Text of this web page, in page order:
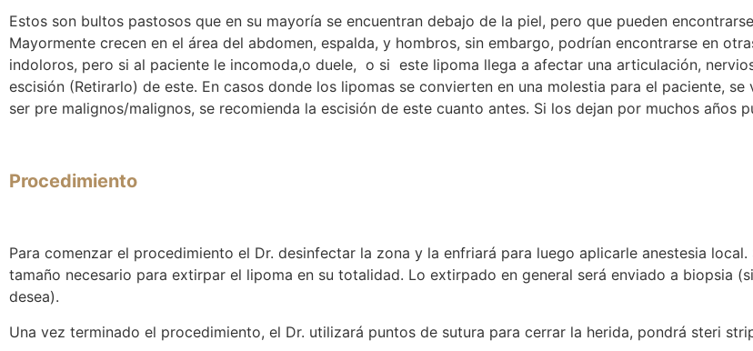
Estos son bultos pastosos que en su mayoría se encuentran debajo de la piel, pero que pueden
Mayormente crecen en el área del abdomen, espalda, y hombros, sin embargo, podrían encontrarse en
indoloros, pero si al paciente le incomoda,o duele, o si este lipoma llega a afectar una articulación,
escisión (Retirarlo) de este. En casos donde los lipomas se convierten en una molestia para el paciente,
ser pre malignos/malignos, se recomienda la escisión de este cuanto antes. Si los dejan por muchos años
Procedimiento
Para comenzar el procedimiento el Dr. desinfectar la zona y la enfriará para luego aplicarle anestesia
tamaño necesario para extirpar el lipoma en su totalidad. Lo extirpado en general será enviado a biopsia
desea).
Una vez terminado el procedimiento, el Dr. utilizará puntos de sutura para cerrar la herida, pondrá steri